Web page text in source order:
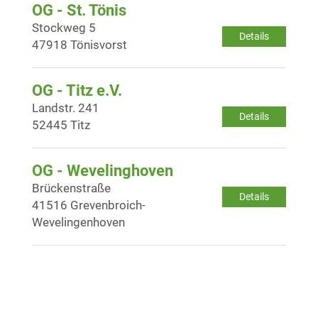
OG - St. Tönis
Details
Stockweg 5
47918 Tönisvorst
OG - Titz e.V.
Details
Landstr. 241
52445 Titz
OG - Wevelinghoven
Details
Brückenstraße
41516 Grevenbroich-
Wevelingenhoven